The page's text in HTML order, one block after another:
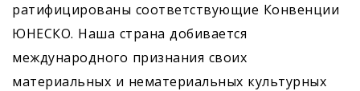
ратифицированы соответствующие Конвенции
ЮНЕСКО. Наша страна добивается
международного признания своих
материальных и нематериальных культурных